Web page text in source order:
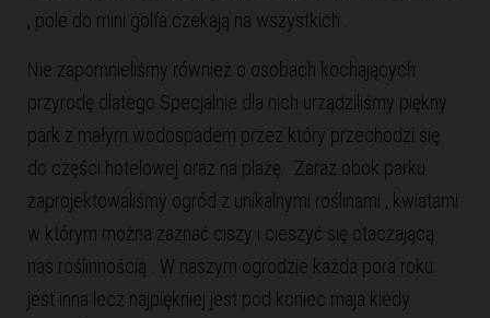
, pole do mini golfa czekają na wszystkich .
Nie zapomnieliśmy również o osobach kochających
przyrodę dlatego Specjalnie dla nich urządziliśmy piękny
park z małym wodospadem przez który przechodzi się
do części hotelowej oraz na plażę . Zaraz obok parku
zaprojektowaliśmy ogród z unikalnymi roślinami , kwiatami
w którym można zaznać ciszy i cieszyć się otaczającą
nas roślinnością . W naszym ogrodzie każda pora roku
jest inna lecz najpiękniej jest pod koniec maja kiedy